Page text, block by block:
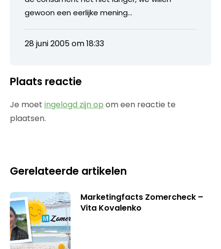
gewoon een eerlijke mening…
28 juni 2005 om 18:33
Plaats reactie
Je moet ingelogd zijn op om een reactie te
plaatsen.
Gerelateerde artikelen
Marketingfacts Zomercheck –
Vita Kovalenko